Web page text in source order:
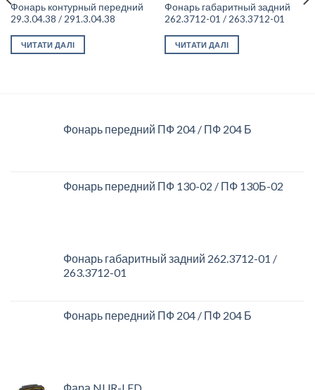
Фонарь контурный передний
29.3.04.38 / 291.3.04.38
ЧИТАТИ ДАЛІ
Add to
Фонарь габаритный задний
262.3712-01 / 263.3712-01
ЧИТАТИ ДАЛІ
Фонарь передний ПФ 204 / ПФ 204 Б
Фонарь передний ПФ 130-02 / ПФ 130Б-02
Фонарь габаритный задний 262.3712-01 /
263.3712-01
Фонарь передний ПФ 204 / ПФ 204 Б
Фара NUR-LED